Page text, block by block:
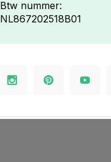
Btw nummer:
NL867202518B01